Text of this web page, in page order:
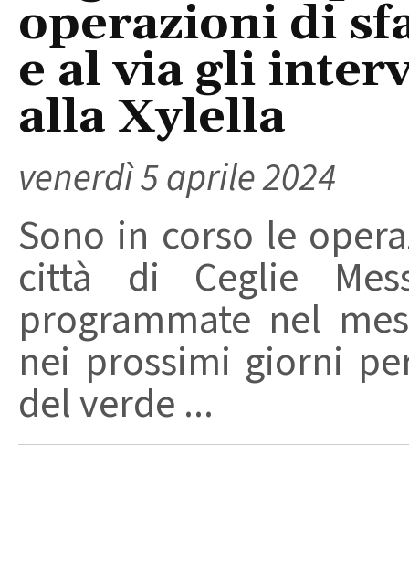
operazioni di
e al via gli
alla Xylella
venerdì 5 aprile 2024
Sono in corso le
città di Ceglie
programmate nel
nei prossimi giorni
del verde ...